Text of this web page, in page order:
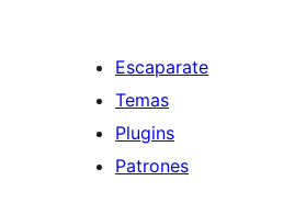
Escaparate
Temas
Plugins
Patrones